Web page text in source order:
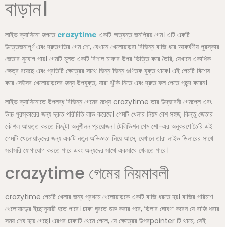
বাড়ান।
লাইভ ক্যাসিনো জগতে crazytime একটি অত্যন্ত জনপ্রিয় গেম। এটি একটি
উত্তেজনাপূর্ণ এবং দ্রুতগতির গেম শো, যেখানে খেলোয়াড়রা বিভিন্ন বাজি ধরে আকর্ষণীয় পুরস্কার
জেতার সুযোগ পায়। গেমটি মূলত একটি বিশাল চাকার উপর ভিত্তি করে তৈরি, যেখানে একাধিক
ক্ষেত্র রয়েছে এবং প্রতিটি ক্ষেত্রের সাথে ভিন্ন ভিন্ন গুণিতক যুক্ত থাকে। এই গেমটি বিশেষ
করে সেইসব খেলোয়াড়দের জন্য উপযুক্ত, যারা ঝুঁকি নিতে এবং দ্রুত ফল পেতে পছন্দ করেন।
লাইভ ক্যাসিনোতে উপলব্ধ বিভিন্ন গেমের মধ্যে crazytime তার উদ্ভাবনী গেমপ্লে এবং
উচ্চ পুরস্কারের জন্য দ্রুত পরিচিতি লাভ করেছে। গেমটি খেলার নিয়ম বেশ সহজ, কিন্তু জেতার
কৌশল আয়ত্ত করতে কিছুটা অনুশীলন প্রয়োজন। টেলিভিশন গেম শো-এর অনুকরণে তৈরি এই
গেমটি খেলোয়াড়দের জন্য একটি নতুন অভিজ্ঞতা নিয়ে আসে, যেখানে তারা লাইভ ডিলারের সাথে
সরাসরি যোগাযোগ করতে পারে এবং অন্যদের সাথে একসাথে খেলতে পারে।
crazytime গেমের নিয়মাবলী
crazytime গেমটি খেলার জন্য প্রথমে খেলোয়াড়কে একটি বাজি ধরতে হয়। বাজির পরিমাণ
খেলোয়াড়ের ইচ্ছানুযায়ী হতে পারে। চাকা ঘুরতে শুরু করার পরে, ডিলার ঘোষণা করেন যে বাজি ধরার
সময় শেষ হয়ে গেছে। এরপর চাকাটি থেমে গেলে, যে ক্ষেত্রের উপরpointer টি থামে, সেই